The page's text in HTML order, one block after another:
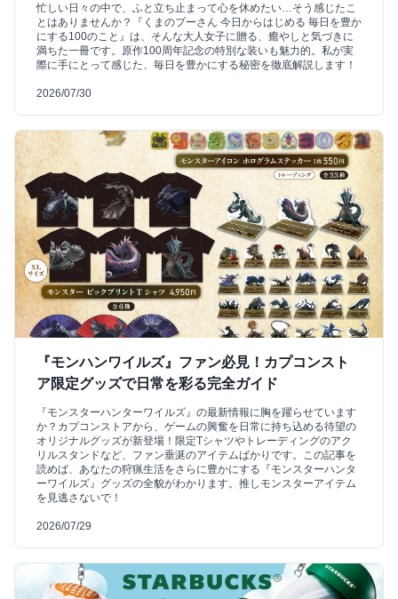
忙しい日々の中で、ふと立ち止まって心を休めたい…そう感じたこ
とはありませんか？『くまのプーさん 今日からはじめる 毎日を豊か
にする100のこと』は、そんな大人女子に贈る、癒やしと気づきに
満ちた一冊です。原作100周年記念の特別な装いも魅力的。私が実
際に手にとって感じた、毎日を豊かにする秘密を徹底解説します！
2026/07/30
『モンハンワイルズ』ファン必見！カプコンスト
ア限定グッズで日常を彩る完全ガイド
『モンスターハンターワイルズ』の最新情報に胸を躍らせています
か？カプコンストアから、ゲームの興奮を日常に持ち込める待望の
オリジナルグッズが新登場！限定Tシャツやトレーディングのアク
リルスタンドなど、ファン垂涎のアイテムばかりです。この記事を
読めば、あなたの狩猟生活をさらに豊かにする『モンスターハンタ
ーワイルズ』グッズの全貌がわかります。推しモンスターアイテム
を見逃さないで！
2026/07/29